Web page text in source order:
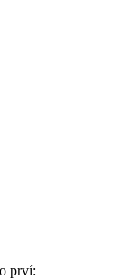
prví: